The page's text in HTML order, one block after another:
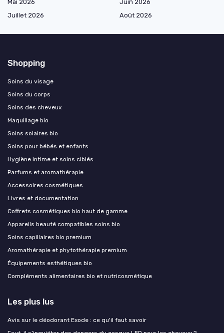
Mai 2026
Juin 2026
Juillet 2026
Août 2026
Shopping
Soins du visage
Soins du corps
Soins des cheveux
Maquillage bio
Soins solaires bio
Soins pour bébés et enfants
Hygiène intime et soins ciblés
Parfums et aromathérapie
Accessoires cosmétiques
Livres et documentation
Coffrets cosmétiques bio haut de gamme
Appareils beauté compatibles soins bio
Soins capillaires bio premium
Aromathérapie et phytothérapie premium
Équipements esthétiques bio
Compléments alimentaires bio et nutricosmétique
Les plus lus
Avis sur le déodorant Exode : ce qu'il faut savoir